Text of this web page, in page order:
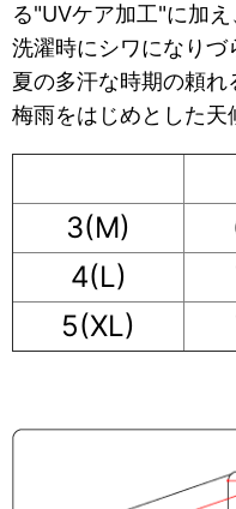
る"UVケア加工"に加え
洗濯時にシワになりづ
夏の多汗な時期の頼れ
梅雨をはじめとした天
3(M)
4(L)
5(XL)